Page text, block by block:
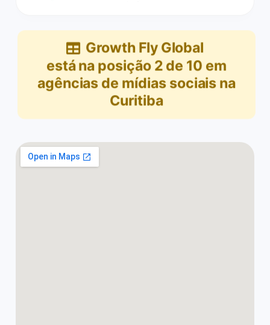
Growth Fly Global
está na posição 2 de 10 em
agências de mídias sociais na
Curitiba